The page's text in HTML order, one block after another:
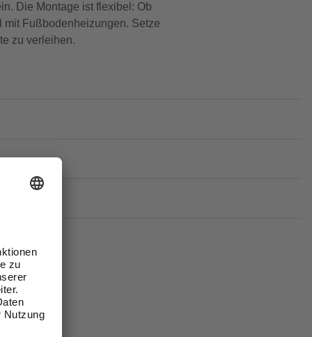
Die Montage ist flexibel: Ob
mit Fußbodenheizungen. Setze
zu verleihen.